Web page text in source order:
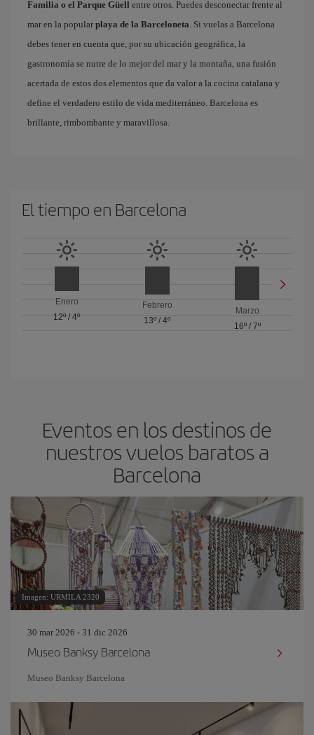
Familia o el Parque Güell entre otros. Puedes desconectar frente al
mar en la popular playa de la Barceloneta. Si vuelas a Barcelona
debes tener en cuenta que, por su ubicación geográfica, la
gastronomía se nutre de lo mejor del mar y la montaña, una fusión
acertada de estos dos elementos que da valor a la cocina catalana y
define el verdadero estilo de vida mediterráneo. Barcelona es
brillante, rimbombante y maravillosa.
El tiempo en Barcelona
Enero
12º/4º
Febrero
13º / 4º
Marzo
16º/ 7º
Eventos en los destinos de
nuestros vuelos baratos a
Barcelona
Imagen: URMILA 2320
30 mar 2026 - 31 dic 2026
Museo Banksy Barcelona
Museo Banksy Barcelona